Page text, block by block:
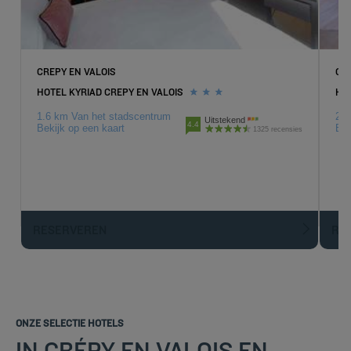
CREPY EN VALOIS
HOTEL KYRIAD CREPY EN VALOIS
1.6 km Van het stadscentrum
Bekijk op een kaart
4.4 Uitstekend
1325 recensies
ONZE SELECTIE HOTELS